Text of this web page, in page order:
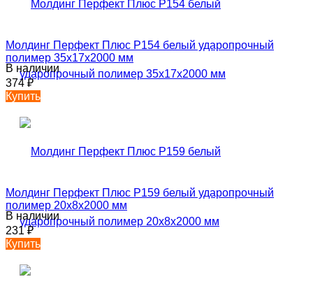
Молдинг Перфект Плюс P154 белый ударопрочный
полимер 35х17х2000 мм
В наличии
374₽
Купить
Молдинг Перфект Плюс P159 белый ударопрочный
полимер 20х8х2000 мм
В наличии
231₽
Купить